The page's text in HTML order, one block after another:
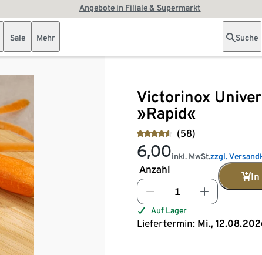
Angebote in Filiale & Supermarkt
Sale Mehr Suche
Victorinox
»Rapid«
(58)
6,00inkl. MwSt.zzgl.
Anzahl
In
Auf Lager
Liefertermin: Mi.,